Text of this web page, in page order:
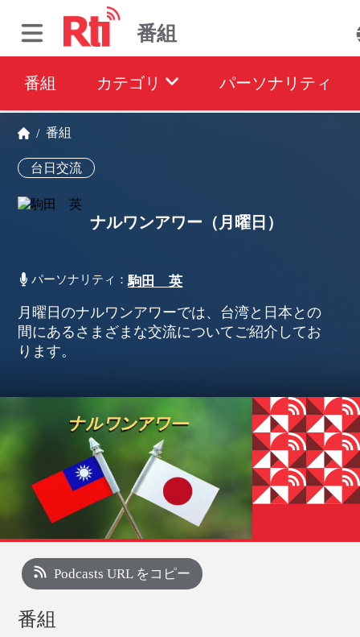
番組
番組 カテゴリ パーソナリティ
/番組
台日交流
ナルワンアワー（月曜日）
パーソナリティ： 駒田 英
月曜日のナルワンアワーでは、台湾と日本との
間にあるさまざまな交流についてご紹介してお
ります。
Podcasts URL をコピー
番組